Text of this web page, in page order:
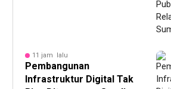
11 jam lalu
Pembangunan
Infrastruktur Digital Tak